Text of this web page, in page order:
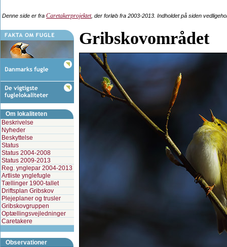
Denne side er fra Caretakerprojektet, der forløb fra 2003-2013. Indholdet på siden
Om lokaliteten
Beskrivelse
Nyheder
Beskyttelse
Status
Status 2004-2008
Status 2009-2013
Reg. ynglepar 2004-2013
Artliste ynglefugle
Tællinger 1900-tallet
Driftsplan Gribskov
Plejeplaner og trusler
Gribskovgruppen
Optællingsvejledninger
Caretakere
Observationer
Gribskovområdet